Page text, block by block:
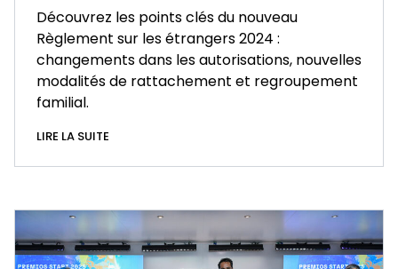
Découvrez les points clés du nouveau
Règlement sur les étrangers 2024 :
changements dans les autorisations, nouvelles
modalités de rattachement et regroupement
familial.
LIRE LA SUITE